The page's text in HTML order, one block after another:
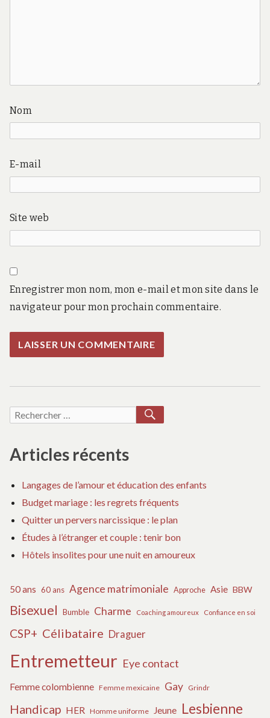
Nom
E-mail
Site web
Enregistrer mon nom, mon e-mail et mon site dans le
navigateur pour mon prochain commentaire.
Recherche
Articles récents
Langages de l’amour et éducation des enfants
Budget mariage : les regrets fréquents
Quitter un pervers narcissique : le plan
Études à l’étranger et couple : tenir bon
Hôtels insolites pour une nuit en amoureux
50 ans 60 ans Agence matrimoniale Approche Asie BBW
Bisexuel Bumble Charme Coaching amoureux Confiance en soi
CSP+ Célibataire Draguer
Entremetteur Eye contact
Femme colombienne Femme mexicaine Gay Grindr
Handicap HER Homme uniforme Jeune Lesbienne